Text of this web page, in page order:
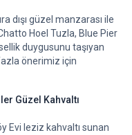
dışı güzel manzarası ile
Hoel Tuzla, Blue Pier
duygusunu taşıyan
önerimiz için
Güzel Kahvaltı
Evi leziz kahvaltı sunan